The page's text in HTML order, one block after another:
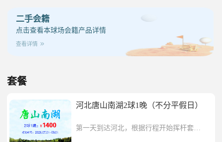
二手会籍
点击查看本球场会籍产品详情
查看详情
套餐
河北唐山南湖2球1晚（不分平假日）
第一天到达河北，根据行程开始挥杆套餐